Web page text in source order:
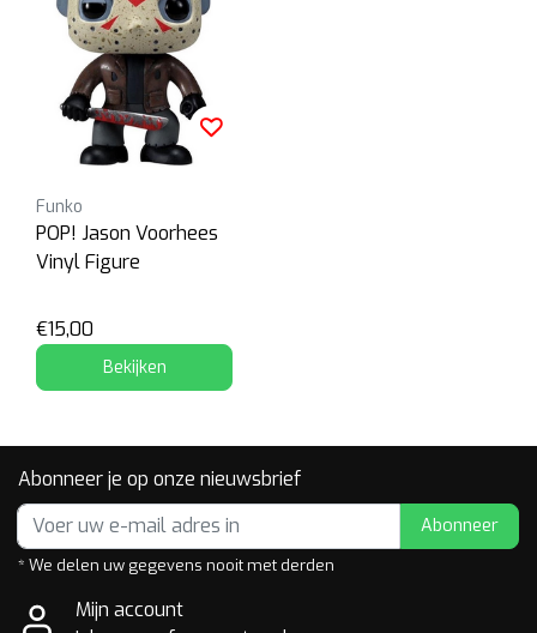
Funko
POP! Jason Voorhees
Vinyl Figure
€15,00
Bekijken
Abonneer je op onze nieuwsbrief
Abonneer
* We delen uw gegevens nooit met derden
Mijn account